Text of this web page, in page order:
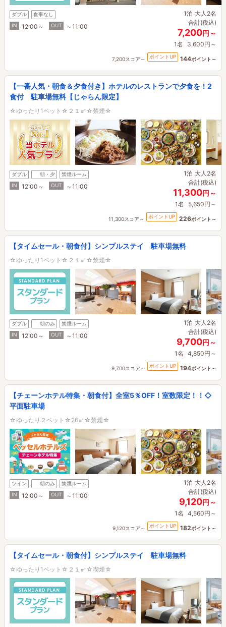
ダブル
食事なし
IN
12:00～ OUT ～11:00
1泊 大人2名
合計(税込)
7,200円～
1名 3,600円～
7,200スコア～ ポイントUP 144ポイント～
【一番人気・朝食＆夕食付き】ホテルのレストランで夕食を！2
食付 駐車場無料【じゃらん限定】
☆ゆったり1ベット☆２１㎡☆禁煙☆
ダブル 朝・夕
禁煙ルーム
IN
12:00～ OUT ～11:00
1泊 大人2名
合計(税込)
11,300円～
1名 5,650円～
11,300スコア～ ポイントUP 226ポイント～
【タイムセール・朝食付】シンプルステイ 駐車場無料
☆ゆったり1ベット☆２１㎡☆禁煙☆
ダブル 朝のみ
禁煙ルーム
IN
12:00～ OUT ～11:00
1泊 大人2名
合計(税込)
9,700円～
1名 4,850円～
9,700スコア～ ポイントUP 194ポイント～
【チェーンホテル特集・朝食付】全室5％OFF！室数限定！！◇
平面駐車場
☆ゆったり２ベット☆26㎡☆禁煙☆
ツイン 朝のみ
禁煙ルーム
IN
12:00～ OUT ～11:00
1泊 大人2名
合計(税込)
9,120円～
1名 4,560円～
9,120スコア～ ポイントUP 182ポイント～
【タイムセール・朝食付】シンプルステイ 駐車場無料
☆ゆったり1ベット☆２１㎡☆喫煙☆